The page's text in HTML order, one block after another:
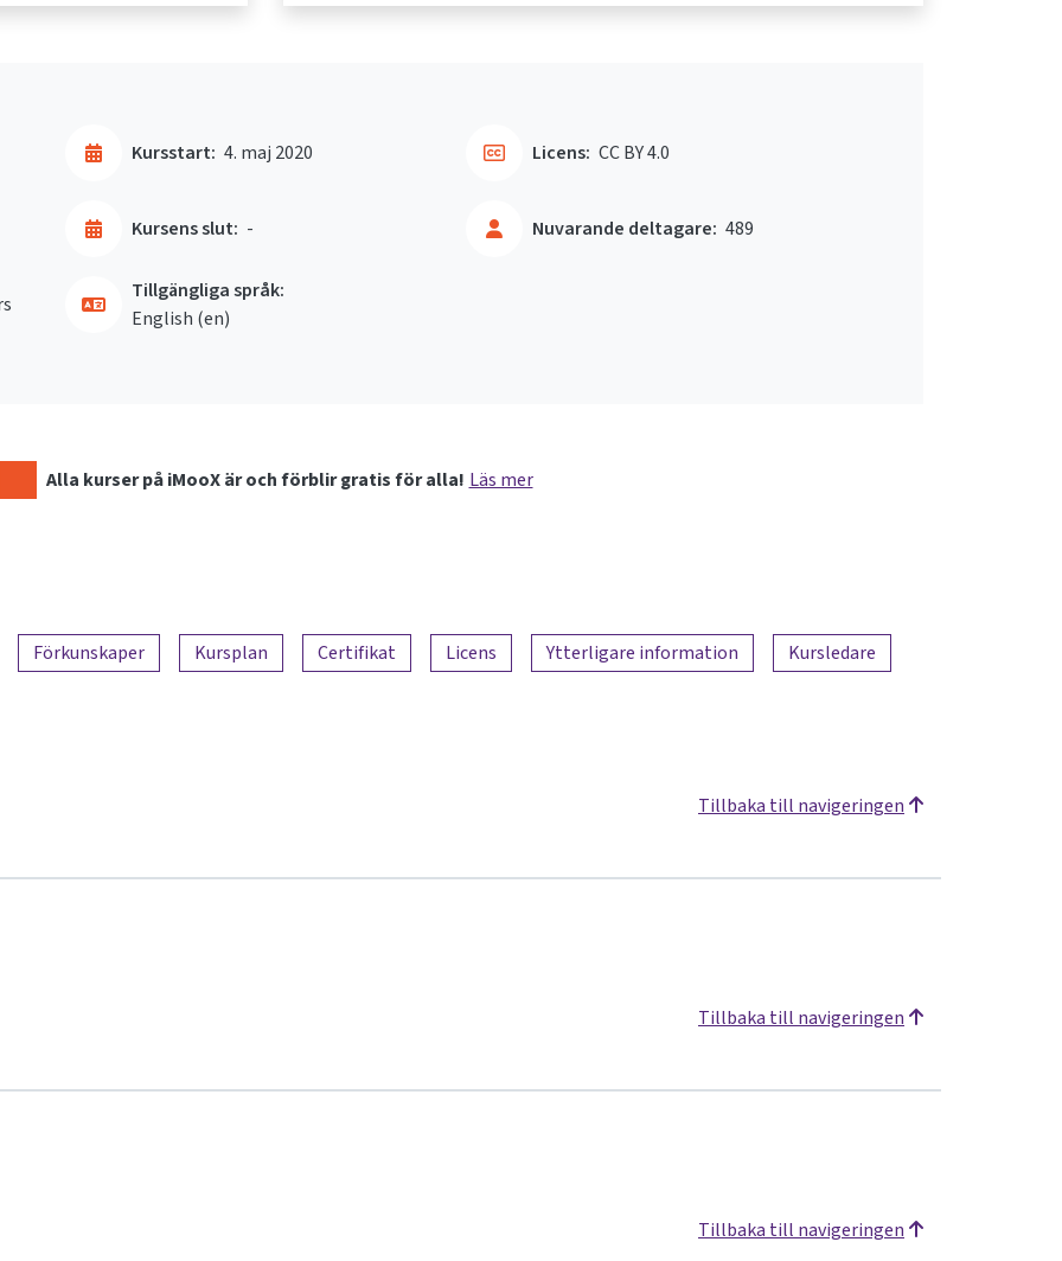
Kursstart: 4. maj 2020
Kursens slut: - Nuvarande deltagare: 489
Licens: CC BY 4.0
Tillgängliga språk:
English ‎(en)‎
Alla kurser på iMooX är och förblir gratis för alla! Läs mer
Förkunskaper Kursplan Certifikat Licens Ytterligare information Kursledare
Tillbaka till navigeringen
Tillbaka till navigeringen
Tillbaka till navigeringen